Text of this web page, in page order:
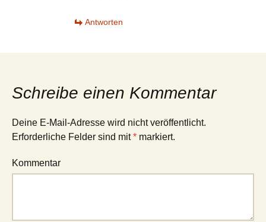
Antworten
Schreibe einen Kommentar
Deine E-Mail-Adresse wird nicht veröffentlicht.
Erforderliche Felder sind mit* markiert.
Kommentar